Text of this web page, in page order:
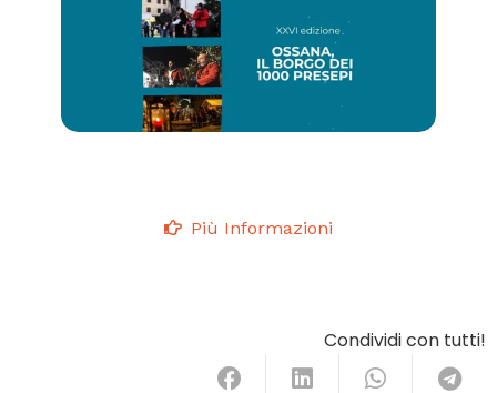
Più Informazioni
Condividi con tutti!